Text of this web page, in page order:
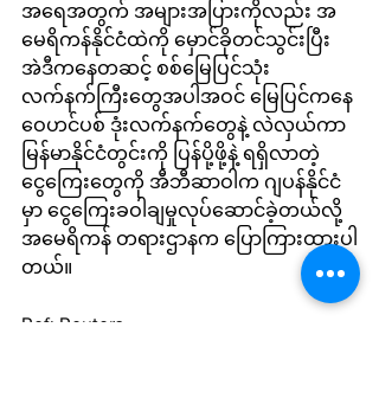
အရေအတွက် အများအပြားကိုလည်း အ
မေရိကန်နိုင်ငံထဲကို မှောင်ခိုတင်သွင်းပြီး
အဲဒီကနေတဆင့် စစ်မြေပြင်သုံး
လက်နက်ကြီးတွေအပါအဝင် မြေပြင်ကနေ
ဝေဟင်ပစ် ဒုံးလက်နက်တွေနဲ့ လဲလှယ်ကာ
မြန်မာနိုင်ငံတွင်းကို ပြန်ပို့ဖို့နဲ့ ရရှိလာတဲ့
ငွေကြေးတွေကို အီဘီဆာဝါက ဂျပန်နိုင်ငံ
မှာ ငွေကြေးခဝါချမှုလုပ်ဆောင်ခဲ့တယ်လို့
အမေရိကန် တရားဌာနက ပြောကြားထားပါ
တယ်။
Ref: Reuters